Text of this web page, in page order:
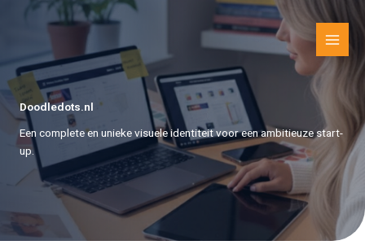
inhoud
Doodledots.nl
Een complete en unieke visuele identiteit voor een ambitieuze start-
up.